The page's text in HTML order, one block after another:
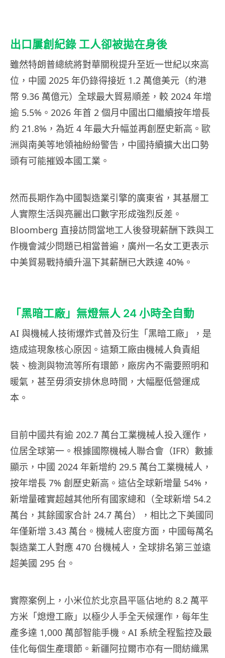
出口屢創紀錄 工人卻被拋在身後
雖然特朗普總統將對華關稅提升至近一世紀以來高
位，中國 2025 年仍錄得接近 1.2 萬億美元（約港
幣 9.36 萬億元）全球最大貿易順差，較 2024 年增
逾 5.5%。2026 年首 2 個月中國出口繼續按年增長
約 21.8%，為近 4 年最大升幅並再創歷史新高。歐
洲與南美等地領袖紛紛警告，中國持續擴大出口勢
頭有可能摧毀本國工業。
然而長期作為中國製造業引擎的廣東省，其基層工
人實際生活與亮麗出口數字形成強烈反差。
Bloomberg 直接訪問當地工人後發現薪酬下跌與工
作機會減少問題已相當普遍，廣州一名女工更表示
中美貿易戰持續升溫下其薪酬已大跌達 40%。
「黑暗工廠」無燈無人 24 小時全自動
AI 與機械人技術爆炸式普及衍生「黑暗工廠」，是
造成這現象核心原因。這類工廠由機械人負責組
裝、檢測與物流等所有環節，廠房內不需要照明和
暖氣，甚至毋須安排休息時間，大幅壓低營運成
本。
目前中國共有逾 202.7 萬台工業機械人投入運作，
位居全球第一。根據國際機械人聯合會（IFR）數據
顯示，中國 2024 年新增約 29.5 萬台工業機械人，
按年增長 7% 創歷史新高。這佔全球新增量 54%，
新增量確實超越其他所有國家總和（全球新增 54.2
萬台，其餘國家合計 24.7 萬台），相比之下美國同
年僅新增 3.43 萬台。機械人密度方面，中國每萬名
製造業工人對應 470 台機械人，全球排名第三並遠
超美國 295 台。
實際案例上，小米位於北京昌平區佔地約 8.2 萬平
方米「熄燈工廠」以極少人手全天候運作，每年生
產多達 1,000 萬部智能手機。AI 系統全程監控及最
佳化每個生產環節。新疆阿拉爾市亦有一間紡織黑